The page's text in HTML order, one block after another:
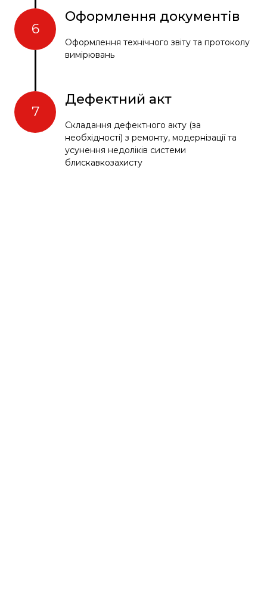
6
Оформлення документів
Оформлення технічного звіту та протоколу
вимірювань
7
Дефектний акт
Складання дефектного акту (за
необхідності) з ремонту, модернізації та
усунення недоліків системи
блискавкозахисту